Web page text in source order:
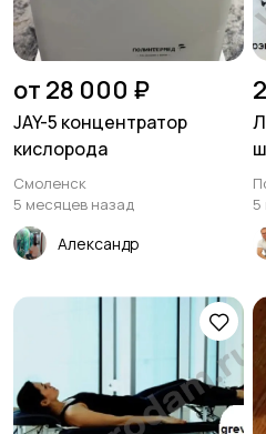
от 28 000 ₽
JAY-5 концентратор
кислорода
Смоленск
5 месяцев назад
Александр
5